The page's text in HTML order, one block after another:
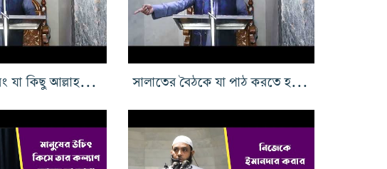
আল্লাহর নাম এবং যা কিছু আল্লাহর সাথে জড়িত সেই সব বিষয়কে মূল্যায়ন করুন সালাতের বৈঠকে যা পাঠ করতে হয় ১ম